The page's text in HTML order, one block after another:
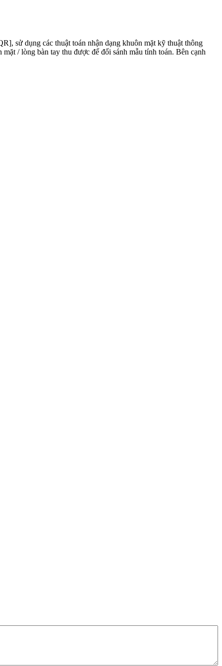
sử dụng các thuật toán nhận dạng khuôn mặt kỹ thuật thông
/ lòng bàn tay thu được để đối sánh mẫu tính toán. Bên cạnh